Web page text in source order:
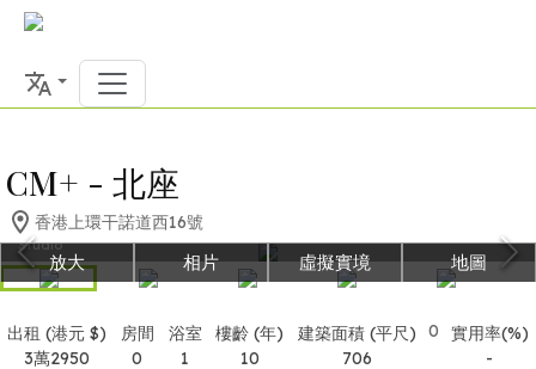
CM+ - 北座
香港上環干諾道西16號
放大 相片 虛擬實境 地圖
Studio
出租 (港元 $)
3萬2950
房間
0
浴室
1
樓齡 (年)
10
建築面積 (平尺)
706
0
實用率(%)
-